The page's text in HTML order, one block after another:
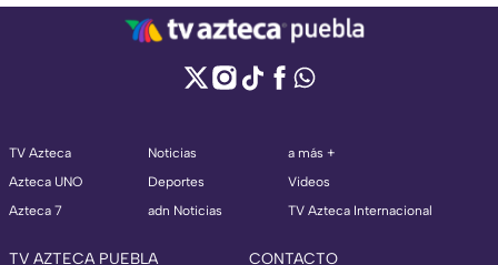
TV Azteca
Azteca UNO
Azteca 7
Noticias
Deportes
adn Noticias
a más +
Videos
TV Azteca Internacional
TV AZTECA PUEBLA CONTACTO